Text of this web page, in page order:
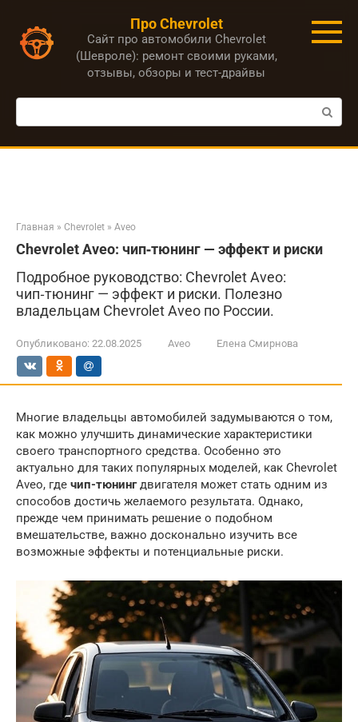
контенту
Про Chevrolet
Сайт про автомобили Chevrolet
(Шевроле): ремонт своими руками,
отзывы, обзоры и тест-драйвы
Поиск:
Главная » Chevrolet » Aveo
Chevrolet Aveo: чип‑тюнинг — эффект и риски
Подробное руководство: Chevrolet Aveo:
чип‑тюнинг — эффект и риски. Полезно
владельцам Chevrolet Aveo по России.
Опубликовано: 22.08.2025 Aveo Елена Смирнова
Многие владельцы автомобилей задумываются о том,
как можно улучшить динамические характеристики
своего транспортного средства. Особенно это
актуально для таких популярных моделей, как Chevrolet
Aveo, где чип-тюнингдвигателя может стать одним из
способов достичь желаемого результата. Однако,
прежде чем принимать решение о подобном
вмешательстве, важно досконально изучить все
возможные эффекты и потенциальные риски.